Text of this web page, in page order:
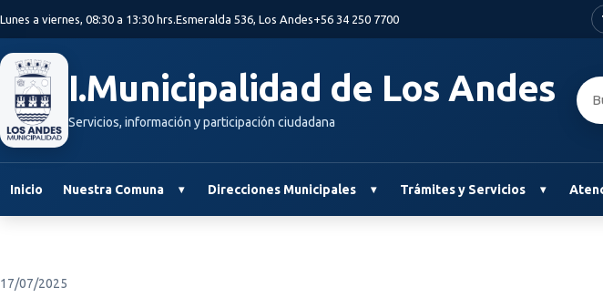
Lunes a viernes, 08:30 a 13:30 hrs.Esmeralda 536, Los Andes+56 34 250 7700
I.Municipalidad de Los Andes
Servicios, información y participación ciudadana
Inicio Nuestra Comuna Direcciones Municipales Trámites y Servicios
17/07/2025